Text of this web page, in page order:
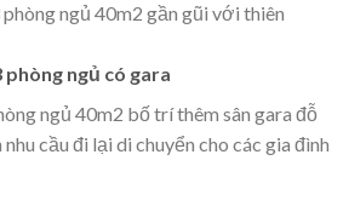
ngủ 40m2 gần gũi với thiên
phòng ngủ có gara
ngủ 40m2 bố trí thêm sân gara đỗ
cầu đi lại di chuyển cho các gia đình